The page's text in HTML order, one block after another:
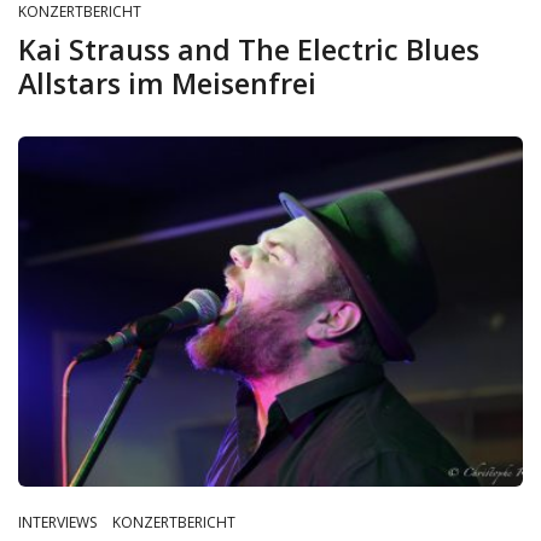
KONZERTBERICHT
Kai Strauss and The Electric Blues
Allstars im Meisenfrei
INTERVIEWS KONZERTBERICHT